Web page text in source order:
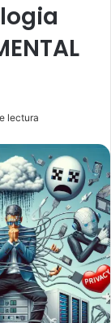
lectura